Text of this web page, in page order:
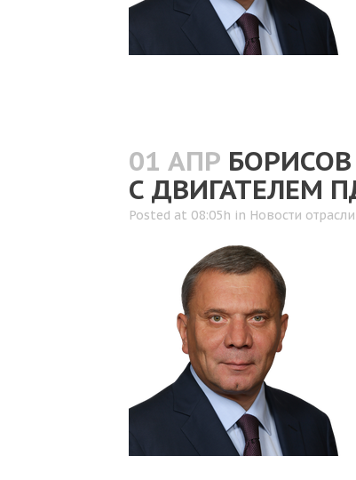
01 АПР
С ДВИГАТЕЛЕМ
Posted at 08:05h in Новости отрасли